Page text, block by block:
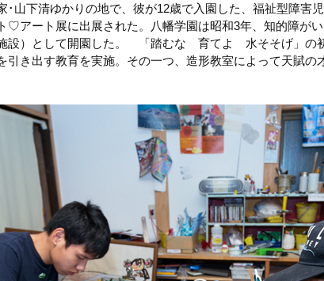
･山下清ゆかりの地で、彼が12歳で入園した、福祉型障害
♡アート展に出展された。八幡学園は昭和3年、知的障が
設）として開園した。 「踏むな 育てよ 水そそげ」の
引き出す教育を実施。その一つ、造形教室によって天賦の